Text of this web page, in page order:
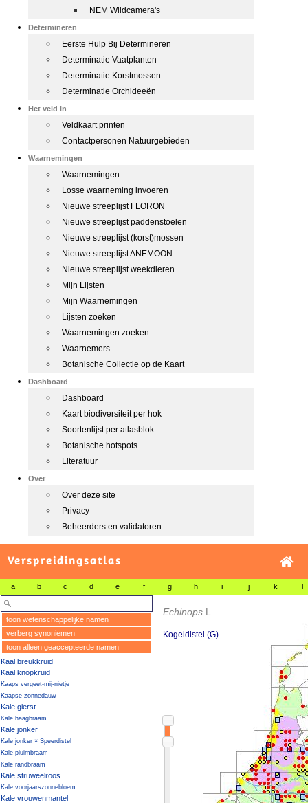
NEM Wildcamera's
Determineren
Eerste Hulp Bij Determineren
Determinatie Vaatplanten
Determinatie Korstmossen
Determinatie Orchideeën
Het veld in
Veldkaart printen
Contactpersonen Natuurgebieden
Waarnemingen
Waarnemingen
Losse waarneming invoeren
Nieuwe streeplijst FLORON
Nieuwe streeplijst paddenstoelen
Nieuwe streeplijst (korst)mossen
Nieuwe streeplijst ANEMOON
Nieuwe streeplijst weekdieren
Mijn Lijsten
Mijn Waarnemingen
Lijsten zoeken
Waarnemingen zoeken
Waarnemers
Botanische Collectie op de Kaart
Dashboard
Dashboard
Kaart biodiversiteit per hok
Soortenlijst per atlasblok
Botanische hotspots
Literatuur
Over
Over deze site
Privacy
Beheerders en validatoren
Verspreidingsatlas
a b c d e f g h i j k l
toon wetenschappelijke namen
verberg synoniemen
toon alleen geaccepteerde namen
Kaal breukkruid
Kaal knopkruid
Kaaps vergeet-mij-nietje
Kaapse zonnedauw
Kale gierst
Kale haagbraam
Kale jonker
Kale jonker × Speerdistel
Kale pluimbraam
Kale randbraam
Kale struweelroos
Kale voorjaarszonnebloem
Kale vrouwenmantel
Echinops L.
Kogeldistel (G)